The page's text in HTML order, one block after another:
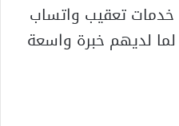
خدمات تعقيب واتساب
لما لديهم خبرة واسعة